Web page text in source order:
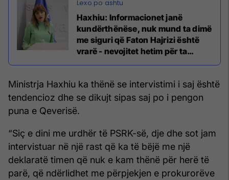
Haxhiu: Informacionet janë
kundërthënëse, nuk mund ta dimë
me siguri që Faton Hajrizi është
vrarë - nevojitet hetim për ta
Ministrja Haxhiu ka thënë se intervistimi i saj është
tendencioz dhe se dikujt sipas saj po i pengon
puna e Qeverisë.
“Siç e dini me urdhër të PSRK-së, dje dhe sot jam
intervistuar në një rast që ka të bëjë me një
deklaratë timen që nuk e kam thënë për herë të
parë, që ndërlidhet me përpjekjen e prokurorëve